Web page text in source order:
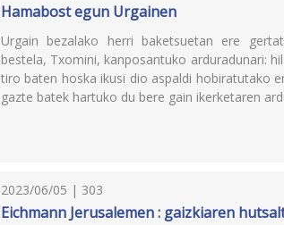
Hamabost egun Urgainen
Urgain bezalako herri baketsuetan ere
bestela, Txomini, kanposantuko arduradunari:
tiro baten hoska ikusi dio aspaldi hobiratutako
gazte batek hartuko du bere gain ikerketaren
2023/06/05 | 303
Eichmann Jerusalemen : gaizkiaren